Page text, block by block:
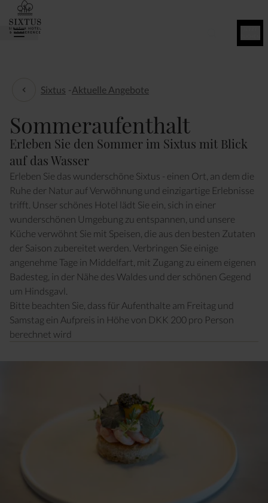
Aktuelle Angebote
Sixtus -Aktuelle Angebote
Sommeraufenthalt
Erleben Sie den Sommer im Sixtus mit Blick
auf das Wasser
Erleben Sie das wunderschöne Sixtus - einen Ort, an dem die
Ruhe der Natur auf Verwöhnung und einzigartige Erlebnisse
trifft. Unser schönes Hotel lädt Sie ein, sich in einer
wunderschönen Umgebung zu entspannen, und unsere
Küche verwöhnt Sie mit Speisen, die aus den besten Zutaten
der Saison zubereitet werden. Verbringen Sie einige
angenehme Tage in Middelfart, mit Zugang zu einem eigenen
Badesteg, in der Nähe des Waldes und der schönen Gegend
um Hindsgavl.
Bitte beachten Sie, dass für Aufenthalte am Freitag und
Samstag ein Aufpreis in Höhe von DKK 200 pro Person
berechnet wird